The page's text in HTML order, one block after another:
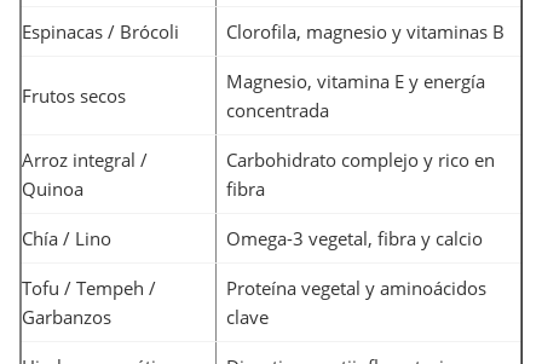
Espinacas / Brócoli Clorofila, magnesio y vitaminas B
Frutos secos
Magnesio, vitamina E y energía
concentrada
Arroz integral /
Quinoa
Carbohidrato complejo y rico en
fibra
Chía / Lino Omega-3 vegetal, fibra y calcio
Tofu / Tempeh /
Garbanzos
Proteína vegetal y aminoácidos
clave